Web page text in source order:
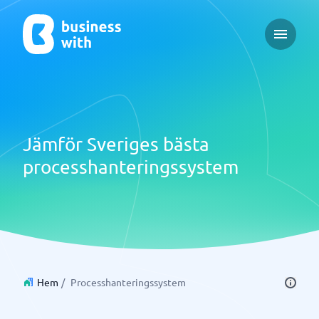
Open
Jämför Sveriges bästa
processhanteringssystem
Hem / Processhanteringssystem